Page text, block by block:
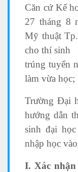
Căn cứ Kế
27 tháng 8
Mỹ thuật
cho thí sinh
trúng tuyển
làm vừa học;
Trường Đại
hướng dẫn
sinh đại
nhập học
I. Xác